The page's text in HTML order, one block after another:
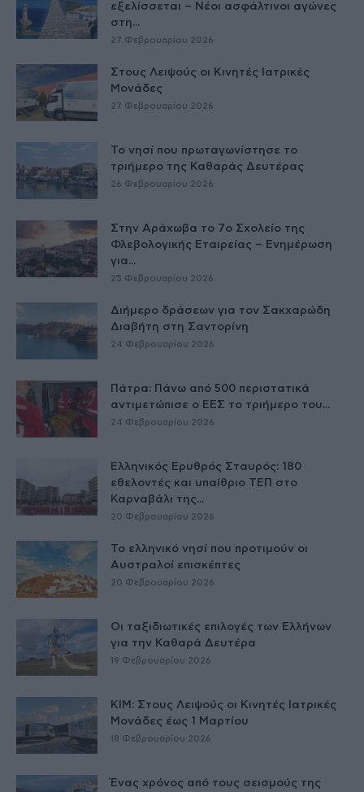
εξελίσσεται – Νέοι ασφάλτινοι αγώνες
στη...
27 Φεβρουαρίου 2026
Στους Λειψούς οι Κινητές Ιατρικές
Μονάδες
27 Φεβρουαρίου 2026
Το νησί που πρωταγωνίστησε το
τριήμερο της Καθαράς Δευτέρας
26 Φεβρουαρίου 2026
Στην Αράχωβα το 7ο Σχολείο της
Φλεβολογικής Εταιρείας – Ενημέρωση
για...
25 Φεβρουαρίου 2026
Διήμερο δράσεων για τον Σακχαρώδη
Διαβήτη στη Σαντορίνη
24 Φεβρουαρίου 2026
Πάτρα: Πάνω από 500 περιστατικά
αντιμετώπισε ο ΕΕΣ το τριήμερο του...
24 Φεβρουαρίου 2026
Ελληνικός Ερυθρός Σταυρός: 180
εθελοντές και υπαίθριο ΤΕΠ στο
Καρναβάλι της...
20 Φεβρουαρίου 2026
Το ελληνικό νησί που προτιμούν οι
Αυστραλοί επισκέπτες
20 Φεβρουαρίου 2026
Οι ταξιδιωτικές επιλογές των Ελλήνων
για την Καθαρά Δευτέρα
19 Φεβρουαρίου 2026
ΚΙΜ: Στους Λειψούς οι Κινητές Ιατρικές
Μονάδες έως 1 Μαρτίου
18 Φεβρουαρίου 2026
Ένας χρόνος από τους σεισμούς της